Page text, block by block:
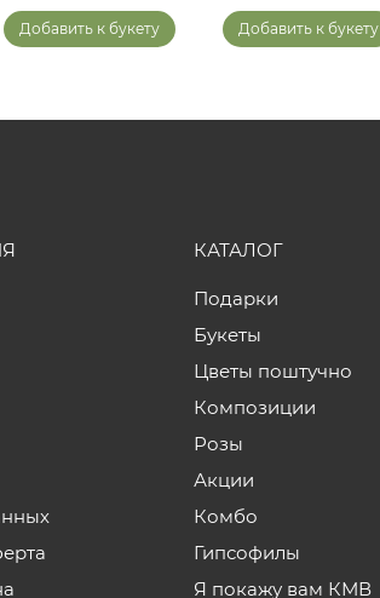
Добавить к букету Добавить к букету
КАТАЛОГ
Подарки
Букеты
Цветы поштучно
Композиции
Розы
Акции
Комбо
Гипсофилы
Я покажу вам КМВ